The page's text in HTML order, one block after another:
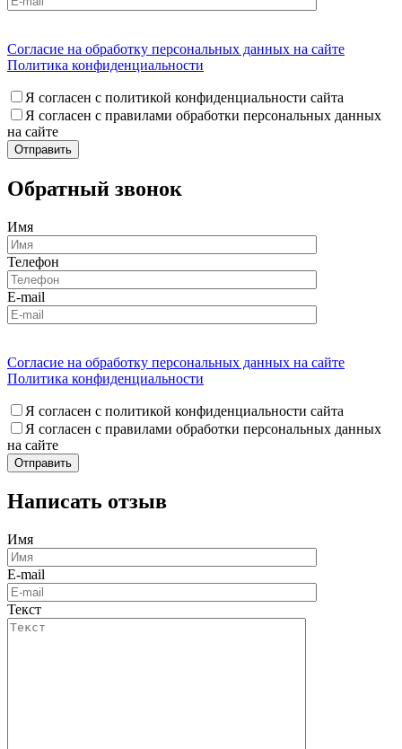
Согласие на обработку персональных данных на сайте
Политика конфиденциальности
Я согласен с политикой конфиденциальности сайта
Я согласен с правилами обработки персональных данных
на сайте
Обратный звонок
Имя
Телефон
E-mail
Согласие на обработку персональных данных на сайте
Политика конфиденциальности
Я согласен с политикой конфиденциальности сайта
Я согласен с правилами обработки персональных данных
на сайте
Написать отзыв
Имя
E-mail
Текст